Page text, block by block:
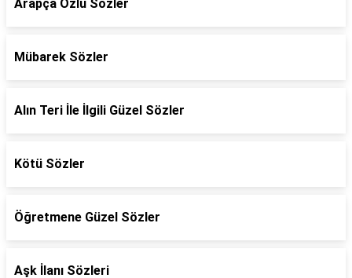
Arapça Özlü Sözler
Mübarek Sözler
Alın Teri İle İlgili Güzel Sözler
Kötü Sözler
Öğretmene Güzel Sözler
Aşk İlanı Sözleri